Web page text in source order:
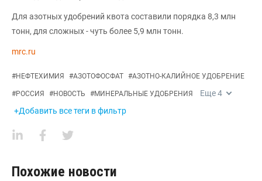
Для азотных удобрений квота составили порядка 8,3 млн
тонн, для сложных - чуть более 5,9 млн тонн.
mrc.ru
#НЕФТЕХИМИЯ #АЗОТОФОСФАТ #АЗОТНО-КАЛИЙНОЕ УДОБРЕНИЕ
#РОССИЯ #НОВОСТЬ #МИНЕРАЛЬНЫЕ УДОБРЕНИЯ Еще4
+Добавить все теги в фильтр
Похожие новости